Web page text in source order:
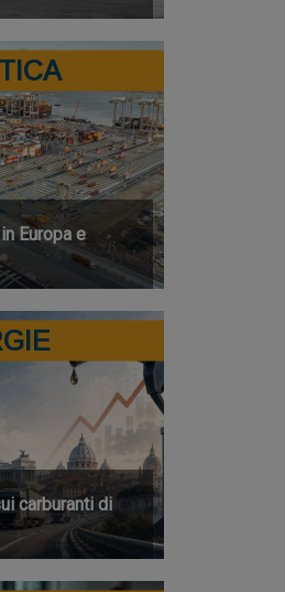
Europa e
carburanti di